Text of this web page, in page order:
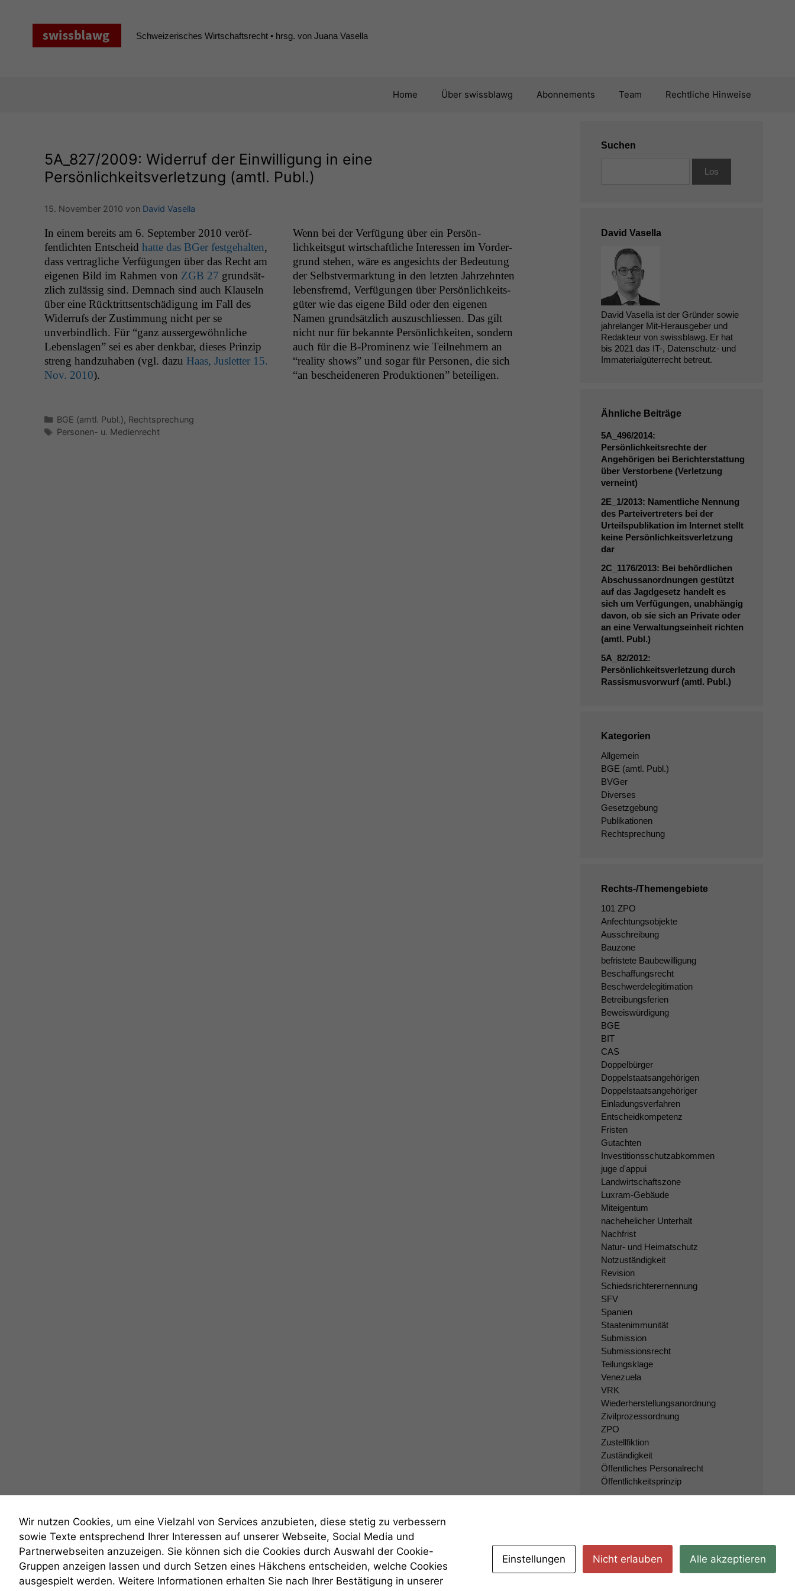
Schweizerisches Wirtschaftsrecht • hrsg. von Juana Vasella
Home Über swissblawg Abonnements Team Rechtliche Hinweise
5A_827/2009: Widerruf der Einwilligung in eine
Persönlichkeitsverletzung (amtl. Publ.)
15. November 2010 von David Vasella
In einem bere­its am 6. Sep­tem­ber 2010 veröf­
fentlicht­en Entscheid hat­te das BGer fest­ge­hal­ten,
dass ver­tragliche Ver­fü­gun­gen über das Recht am
eige­nen Bild im Rah­men von ZGB 27 grund­sät­
zlich zuläs­sig sind. Dem­nach sind auch Klauseln
über eine Rück­trittsentschädi­gung im Fall des
Wider­rufs der Zus­tim­mung nicht per se
unverbindlich. Für “ganz aussergewöhn­liche
Lebensla­gen” sei es aber denkbar, dieses Prinzip
streng handzuhaben (vgl. dazu Haas, Juslet­ter 15.
Nov. 2010).
Wenn bei der Ver­fü­gung über ein Per­sön­
lichkeitsgut wirtschaftliche Inter­essen im Vorder­
grund ste­hen, wäre es angesichts der Bedeu­tung
der Selb­stver­mark­tung in den let­zten Jahrzehn­ten
lebens­fremd, Ver­fü­gun­gen über Per­sön­lichkeits­
güter wie das eigene Bild oder den eige­nen
Namen grund­sät­zlich auszuschliessen. Das gilt
nicht nur für bekan­nte Per­sön­lichkeit­en, son­dern
auch für die B‑Prominenz wie Teil­nehmern an
“real­i­ty shows” und sog­ar für Per­so­n­en, die sich
“an beschei­deneren Pro­duk­tio­nen” beteiligen.
Kategorien
BGE (amtl. Publ.), Rechtsprechung
Schlagwörter
Personen- u. Medienrecht
Suchen
David Vasella
David Vasella ist der Gründer sowie
jahrelanger Mit-Herausgeber und
Redakteur von swissblawg. Er hat
bis 2021 das IT-, Datenschutz- und
Immaterialgüterrecht betreut.
Ähnliche Beiträge
5A_496/2014:
Persönlichkeitsrechte der
Angehörigen bei Berichterstattung
über Verstorbene (Verletzung
verneint)
2E_1/2013: Namentliche Nennung
des Parteivertreters bei der
Urteilspublikation im Internet stellt
keine Persönlichkeitsverletzung
dar
2C_1176/2013: Bei behördlichen
Abschussanordnungen gestützt
auf das Jagdgesetz handelt es
sich um Verfügungen, unabhängig
davon, ob sie sich an Private oder
an eine Verwaltungseinheit richten
(amtl. Publ.)
5A_82/2012:
Persönlichkeitsverletzung durch
Rassismusvorwurf (amtl. Publ.)
Kategorien
Allgemein
BGE (amtl. Publ.)
BVGer
Diverses
Gesetzgebung
Publikationen
Rechtsprechung
Rechts-/Themengebiete
101 ZPO
Anfechtungsobjekte
Ausschreibung
Bauzone
befristete Baubewilligung
Beschaffungsrecht
Beschwerdelegitimation
Betreibungsferien
Beweiswürdigung
BGE
BIT
CAS
Doppelbürger
Doppelstaatsangehörigen
Doppelstaatsangehöriger
Einladungsverfahren
Entscheidkompetenz
Fristen
Gutachten
Investitionsschutzabkommen
juge d'appui
Landwirtschaftszone
Luxram-Gebäude
Miteigentum
nachehelicher Unterhalt
Nachfrist
Natur- und Heimatschutz
Notzuständigkeit
Revision
Schiedsrichterernennung
SFV
Spanien
Staatenimmunität
Submission
Submissionsrecht
Teilungsklage
Venezuela
VRK
Wiederherstellungsanordnung
Zivilprozessordnung
ZPO
Zustellfiktion
Zuständigkeit
Öffentliches Personalrecht
Öffentlichkeitsprinzip
anmelden
Wir nutzen Cookies, um eine Vielzahl von Services anzubieten, diese stetig zu verbessern
sowie Texte entsprechend Ihrer Interessen auf unserer Webseite, Social Media und
Partnerwebseiten anzuzeigen. Sie können sich die Cookies durch Auswahl der Cookie-
Gruppen anzeigen lassen und durch Setzen eines Häkchens entscheiden, welche Cookies
ausgespielt werden. Weitere Informationen erhalten Sie nach Ihrer Bestätigung in unserer
Einstellungen Nicht erlauben Alle akzeptieren
Einige
sind optional.
Wenn Sie
diese Option